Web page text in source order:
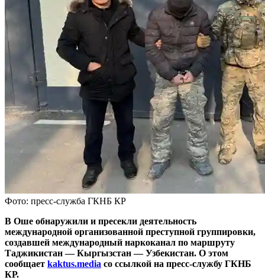
Фото: пресс-служба ГКНБ КР
В Оше обнаружили и пресекли деятельность
международной организованной преступной группировки,
создавшей международный наркоканал по маршруту
Таджикистан — Кыргызстан — Узбекистан. О этом
сообщает kaktus.media со ссылкой на пресс-службу ГКНБ
КР.